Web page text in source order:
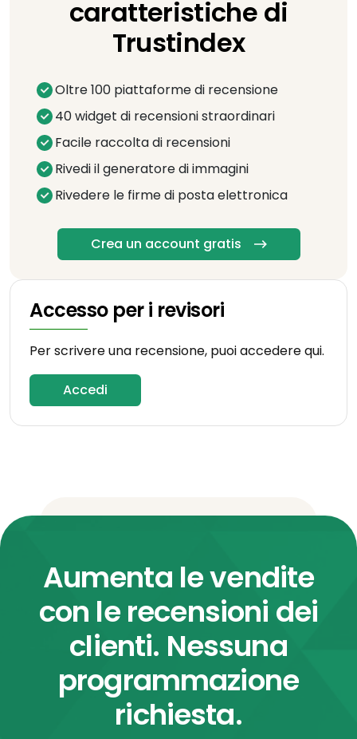
caratteristiche di
Trustindex
Oltre 100 piattaforme di recensione
40 widget di recensioni straordinari
Facile raccolta di recensioni
Rivedi il generatore di immagini
Rivedere le firme di posta elettronica
Crea un account gratis
Accesso per i revisori
Per scrivere una recensione, puoi accedere qui.
Accedi
Aumenta le vendite
con le recensioni dei
clienti. Nessuna
programmazione
richiesta.